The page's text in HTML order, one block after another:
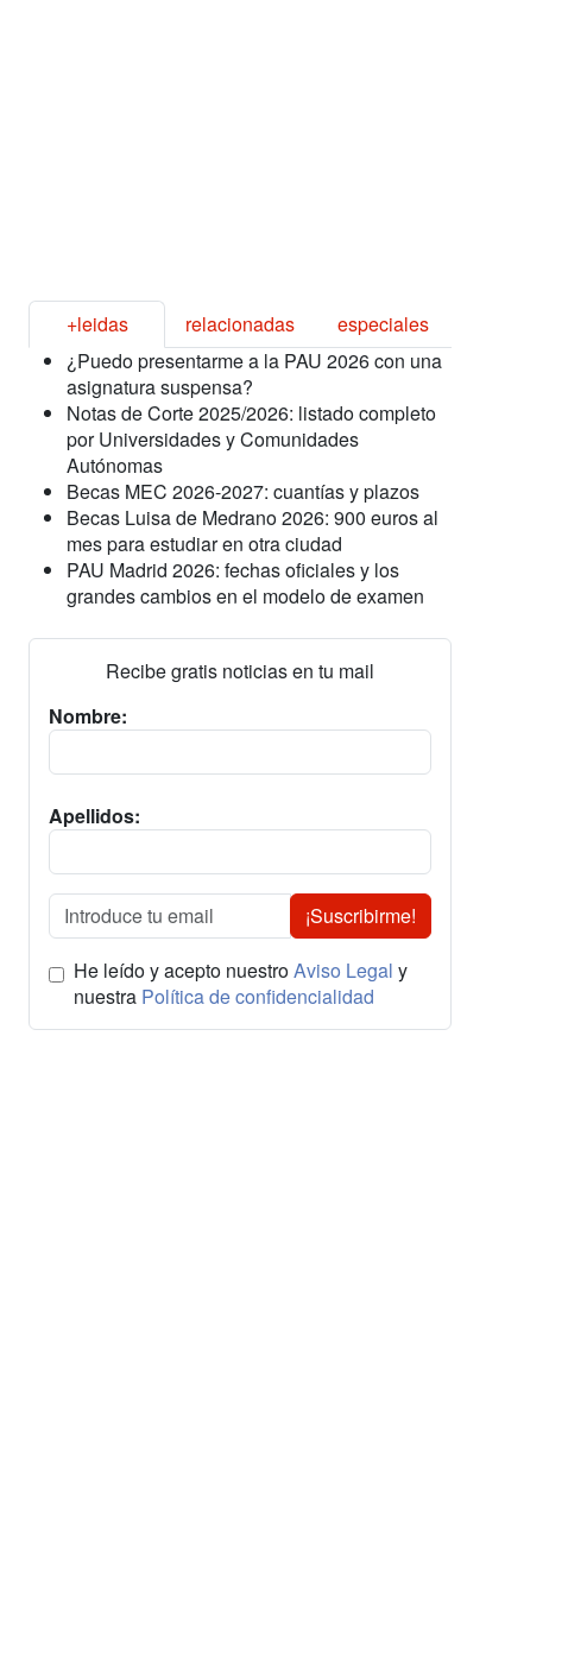
+leidas relacionadas
especiales
¿Puedo presentarme a la PAU 2026 con una
asignatura suspensa?
Notas de Corte 2025/2026: listado completo
por Universidades y Comunidades
Autónomas
Becas MEC 2026-2027: cuantías y plazos
Becas Luisa de Medrano 2026: 900 euros al
mes para estudiar en otra ciudad
PAU Madrid 2026: fechas oficiales y los
grandes cambios en el modelo de examen
Recibe gratis noticias en tu mail
Nombre:
Apellidos:
¡Suscribirme!
He leído y acepto nuestroAviso Legal y
nuestra Política de confidencialidad